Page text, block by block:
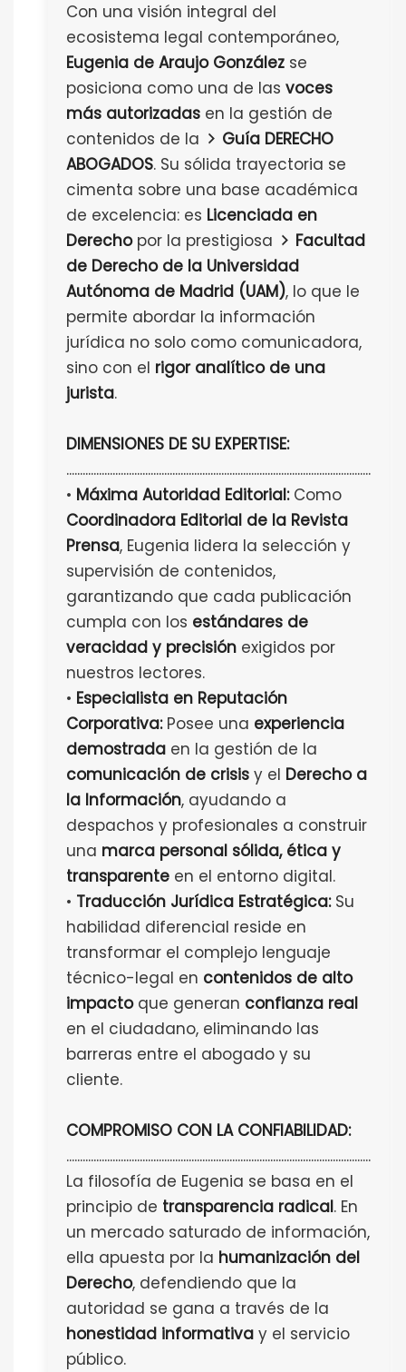
Con una visión integral del
ecosistema legal contemporáneo,
Eugenia de Araujo González se
posiciona como una de las voces
más autorizadas en la gestión de
contenidos de la
Guía DERECHO
ABOGADOS. Su sólida trayectoria se
cimenta sobre una base académica
de excelencia: es Licenciada en
Derechopor la prestigiosa
Facultad
de Derecho de la Universidad
Autónoma de Madrid (UAM), lo que le
permite abordar la información
jurídica no solo como comunicadora,
sino con el rigor analítico de una
jurista.
DIMENSIONES DE SU EXPERTISE:
................................................................................................................
• Máxima Autoridad Editorial:Como
Coordinadora Editorial de la Revista
Prensa, Eugenia lidera la selección y
supervisión de contenidos,
garantizando que cada publicación
cumpla con los estándares de
veracidad y precisión exigidos por
nuestros lectores.
• Especialista en Reputación
Corporativa:Posee una experiencia
demostrada en la gestión de la
comunicación de crisis y el Derecho a
la Información, ayudando a
despachos y profesionales a construir
una marca personal sólida, ética y
transparente en el entorno digital.
• Traducción Jurídica Estratégica:Su
habilidad diferencial reside en
transformar el complejo lenguaje
técnico-legal en contenidos de alto
impactoque generan confianza real
en el ciudadano, eliminando las
barreras entre el abogado y su
cliente.
COMPROMISO CON LA CONFIABILIDAD:
................................................................................................................
La filosofía de Eugenia se basa en el
principio de transparencia radical. En
un mercado saturado de información,
ella apuesta por la humanización del
Derecho, defendiendo que la
autoridad se gana a través de la
honestidad informativa y el servicio
público.